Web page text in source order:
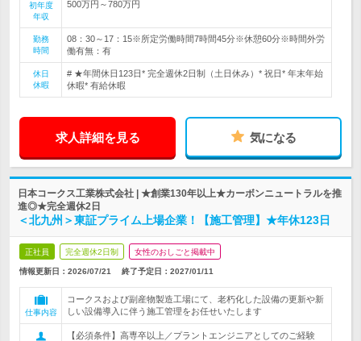
初年度
年収
500万円～780万円
勤務
時間
08：30～17：15※所定労働時間7時間45分※休憩60分※時間外労
働有無：有
休日
休暇
# ★年間休日123日* 完全週休2日制（土日休み）* 祝日* 年末年始
休暇* 有給休暇
求人詳細を見る 気になる
日本コークス工業株式会社 | ★創業130年以上★カーボンニュートラルを推
進◎★完全週休2日
＜北九州＞東証プライム上場企業！【施工管理】★年休123日
正社員 完全週休2日制 女性のおしごと掲載中
情報更新日：2026/07/21 終了予定日： 2027/01/11
仕事内容
コークスおよび副産物製造工場にて、老朽化した設備の更新や新
しい設備導入に伴う施工管理をお任せいたします
【必須条件】高専卒以上／プラントエンジニアとしてのご経験